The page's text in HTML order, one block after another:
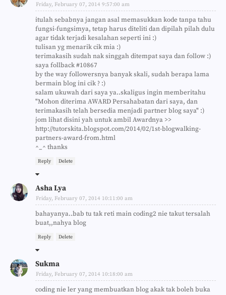
Friday, February 07, 2014 9:57:00 am
itulah sebabnya jangan asal memasukkan kode tanpa tahu
fungsi-fungsimya, tetap harus diteliti dan dipilah pilah dulu
agar tidak terjadi kesalahan seperti ini :)
tulisan yg menarik cik mia :)
terimakasih sudah nak singgah ditempat saya dan follow :)
saya follback #10867
by the way followersnya banyak skali, sudah berapa lama
bermain blog ini cik ? :)
salam ukuwah dari saya ya..skaligus ingin memberitahu
"Mohon diterima AWARD Persahabatan dari saya, dan
terimakasih telah bersedia menjadi partner blog saya" :)
jom lihat disini yah untuk ambil Awardnya >>
http://tutorskita.blogspot.com/2014/02/1st-blogwalking-
partners-award-from.html
^_^ thanks
Reply Delete
Asha Lya
Friday, February 07, 2014 10:11:00 am
bahayanya..bab tu tak reti main coding2 nie takut tersalah
buat,,nahya blog
Reply Delete
Sukma
Friday, February 07, 2014 10:18:00 am
coding nie ler yang membuatkan blog akak tak boleh buka